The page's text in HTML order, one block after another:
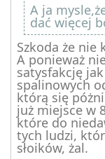
A ja
dać więcej
Szkoda że nie
A ponieważ
satysfakcję
spalinowych
którą się
już miejsce w
które do
tych ludzi,
słoików, żal.